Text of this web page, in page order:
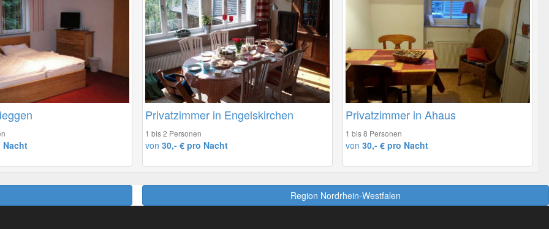
Nacht
Privatzimmer in Engelskirchen
1 bis 2 Personen
von 30,- € pro Nacht
Privatzimmer in Ahaus
1 bis 8 Personen
von 30,- € pro Nacht
Region Nordrhein-Westfalen